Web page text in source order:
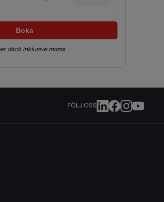
Boka
däck inklusive moms
FÖLJ OSS